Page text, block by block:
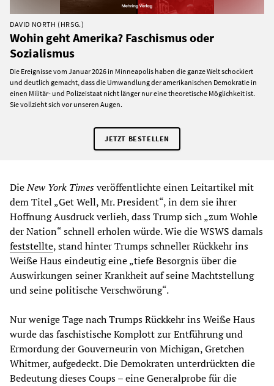
DAVID NORTH (HRSG.)
Wohin geht Amerika? Faschismus oder
Sozialismus
Die Ereignisse vom Januar 2026 in Minneapolis haben die ganze Welt schockiert
und deutlich gemacht, dass die Umwandlung der amerikanischen Demokratie in
einen Militär- und Polizeistaat nicht länger nur eine theoretische Möglichkeit ist.
Sie vollzieht sich vor unseren Augen.
JETZT BESTELLEN
DieNew York Timesveröffentlichte einen Leitartikel mit
dem Titel „Get Well, Mr. President“, in dem sie ihrer
Hoffnung Ausdruck verlieh, dass Trump sich „zum Wohle
der Nation“ schnell erholen würde. Wie die WSWS damals
feststellte, stand hinter Trumps schneller Rückkehr ins
Weiße Haus eindeutig eine „tiefe Besorgnis über die
Auswirkungen seiner Krankheit auf seine Machtstellung
und seine politische Verschwörung“.
Nur wenige Tage nach Trumps Rückkehr ins Weiße Haus
wurde das faschistische Komplott zur Entführung und
Ermordung der Gouverneurin von Michigan, Gretchen
Whitmer, aufgedeckt. Die Demokraten unterdrückten die
Bedeutung dieses Coups – eine Generalprobe für die